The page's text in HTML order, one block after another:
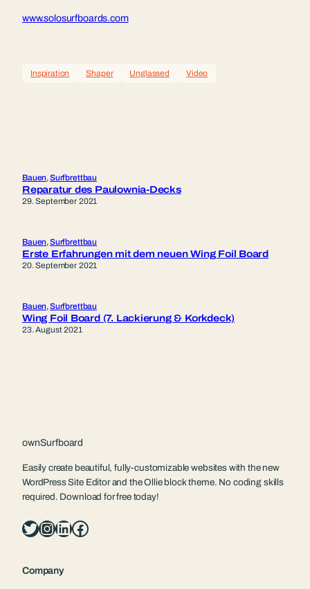
www.solosurfboards.com
Inspiration Shaper Unglassed Video
Bauen, Surfbrettbau
Reparatur des Paulownia-Decks
29. September 2021
Bauen, Surfbrettbau
Erste Erfahrungen mit dem neuen Wing Foil Board
20. September 2021
Bauen, Surfbrettbau
Wing Foil Board (7. Lackierung & Korkdeck)
23. August 2021
ownSurfboard
Easily create beautiful, fully-customizable websites with the new
WordPress Site Editor and the Ollie block theme. No coding skills
required. Download for free today!
Twitter InstagramLinkedIn Facebook
Company